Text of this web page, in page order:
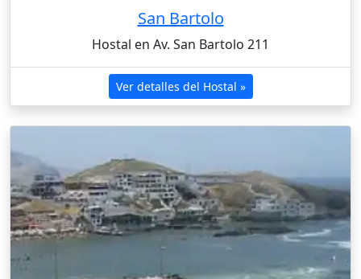
San Bartolo
Hostal en Av. San Bartolo 211
Ver detalles del Hostal »